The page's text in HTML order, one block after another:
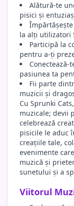
Alătură-te
pisici și
la alți utilizatori
Participă la
pentru a-ți
Conectează-
pasiunea ta
Fii parte
muzicii și
Cu Sprunki
muzicale; devii
celebrează
pisicile le aduc
creațiile tale,
evenimente
muzică și
sunetului și a
Viitorul